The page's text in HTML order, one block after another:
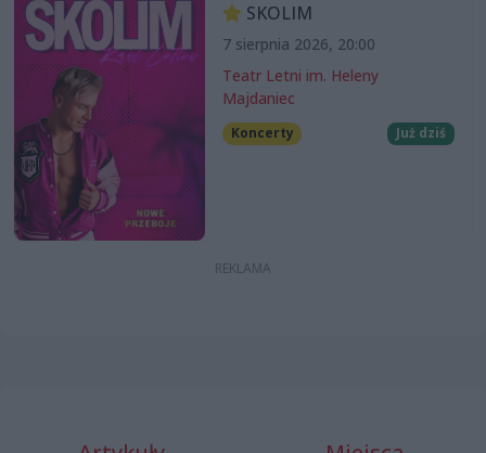
SKOLIM
7 sierpnia 2026, 20:00
Teatr Letni im. Heleny
Majdaniec
Koncerty Już dziś